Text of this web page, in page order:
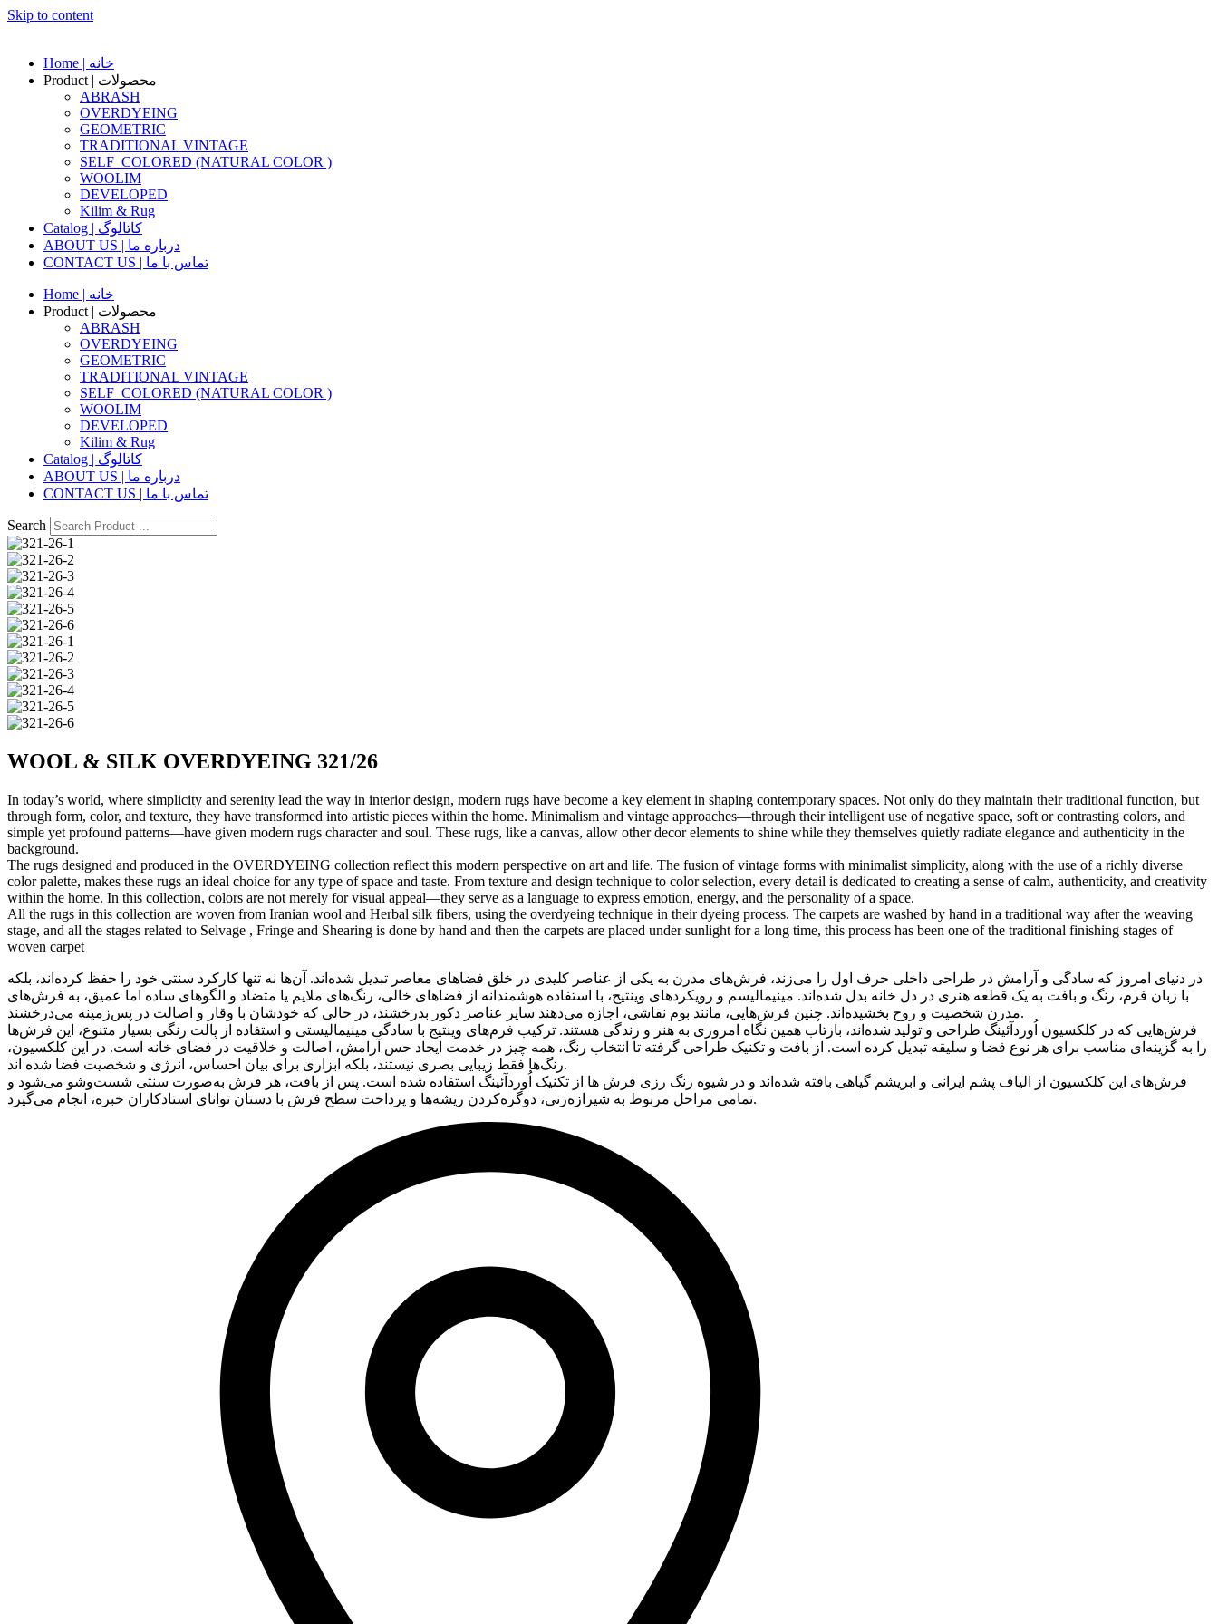
Skip to content
Home | خانه
Product | محصولات
ABRASH
OVERDYEING
GEOMETRIC
TRADITIONAL VINTAGE
SELF_COLORED (NATURAL COLOR )
WOOLIM
DEVELOPED
Kilim & Rug
Catalog | کاتالوگ
ABOUT US | درباره ما
CONTACT US | تماس با ما
Home | خانه
Product | محصولات
ABRASH
OVERDYEING
GEOMETRIC
TRADITIONAL VINTAGE
SELF_COLORED (NATURAL COLOR )
WOOLIM
DEVELOPED
Kilim & Rug
Catalog | کاتالوگ
ABOUT US | درباره ما
CONTACT US | تماس با ما
Search
WOOL & SILK OVERDYEING 321/26
In today’s world, where simplicity and serenity lead the way in interior design, modern rugs have become a key element in shaping contemporary spaces. Not only do they maintain their traditional function, but
through form, color, and texture, they have transformed into artistic pieces within the home. Minimalism and vintage approaches—through their intelligent use of negative space, soft or contrasting colors, and
simple yet profound patterns—have given modern rugs character and soul. These rugs, like a canvas, allow other decor elements to shine while they themselves quietly radiate elegance and authenticity in the
background.
The rugs designed and produced in the OVERDYEING collection reflect this modern perspective on art and life. The fusion of vintage forms with minimalist simplicity, along with the use of a richly diverse
color palette, makes these rugs an ideal choice for any type of space and taste. From texture and design technique to color selection, every detail is dedicated to creating a sense of calm, authenticity, and creativity
within the home. In this collection, colors are not merely for visual appeal—they serve as a language to express emotion, energy, and the personality of a space.
All the rugs in this collection are woven from Iranian wool and Herbal silk fibers, using the overdyeing technique in their dyeing process. The carpets are washed by hand in a traditional way after the weaving
stage, and all the stages related to Selvage , Fringe and Shearing is done by hand and then the carpets are placed under sunlight for a long time, this process has been one of the traditional finishing stages of
woven carpet
در دنیای امروز که سادگی و آرامش در طراحی داخلی حرف اول را می‌زند، فرش‌های مدرن به یکی از عناصر کلیدی در خلق فضاهای معاصر تبدیل شده‌اند. آن‌ها نه تنها کارکرد سنتی خود را حفظ کرده‌اند، بلکه
با زبان فرم، رنگ و بافت به یک قطعه هنری در دل خانه بدل شده‌اند. مینیمالیسم و رویکردهای وینتیج، با استفاده هوشمندانه از فضاهای خالی، رنگ‌های ملایم یا متضاد و الگوهای ساده اما عمیق، به فرش‌های
مدرن شخصیت و روح بخشیده‌اند. چنین فرش‌هایی، مانند بوم نقاشی، اجازه می‌دهند سایر عناصر دکور بدرخشند، در حالی که خودشان با وقار و اصالت در پس‌زمینه می‌درخشند.
فرش‌هایی که در کلکسیون اُوردآئينگ طراحی و تولید شده‌اند، بازتاب همین نگاه امروزی به هنر و زندگی هستند. ترکیب فرم‌های وینتیج با سادگی مینیمالیستی و استفاده از پالت رنگی بسیار متنوع، این فرش‌ها
را به گزینه‌ای مناسب برای هر نوع فضا و سلیقه تبدیل کرده است. از بافت و تکنیک طراحی گرفته تا انتخاب رنگ، همه چیز در خدمت ایجاد حس آرامش، اصالت و خلاقیت در فضای خانه است. در این کلکسیون،
رنگ‌ها فقط زیبایی بصری نیستند، بلکه ابزاری برای بیان احساس، انرژی و شخصیت فضا شده اند.
فرش‌های این کلکسیون از الیاف پشم ایرانی و ابریشم گیاهی بافته شده‌اند و در شیوه رنگ رزی فرش ها از تکنیک اُوردآئينگ استفاده شده است. پس از بافت، هر فرش به‌صورت سنتی شست‌وشو می‌شود و
تمامی مراحل مربوط به شیرازه‌زنی، دوگره‌کردن ریشه‌ها و پرداخت سطح فرش با دستان توانای استادکاران خبره، انجام می‌گیرد.